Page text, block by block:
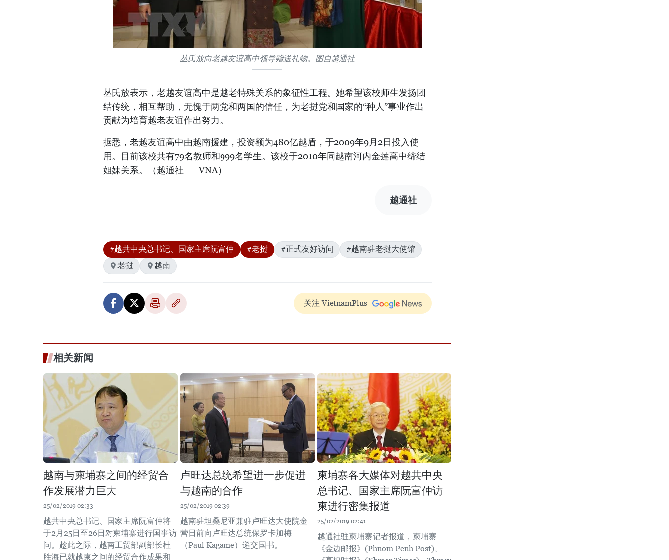
丛氏放向老越友谊高中领导赠送礼物。图自越通社
丛氏放表示，老越友谊高中是越老特殊关系的象征性工程。她希望该校师生发扬团
结传统，相互帮助，无愧于两党和两国的信任，为老挝党和国家的“种人”事业作出
贡献为培育越老友谊作出努力。
据悉，老越友谊高中由越南援建，投资额为480亿越盾，于2009年9月2日投入使
用。目前该校共有79名教师和999名学生。该校于2010年同越南河内金莲高中缔结
姐妹关系。（越通社——VNA）
越通社
#越共中央总书记、国家主席阮富仲 #老挝 #正式友好访问
#越南驻老挝大使馆
老挝
越南
关注 VietnamPlus
相关新闻
越南与柬埔寨之间的经贸合
作发展潜力巨大
25/02/2019 02:33
越共中央总书记、国家主席阮富仲将
于2月25日至26日对柬埔寨进行国事访
问。趁此之际，越南工贸部副部长杜
胜海已就越柬之间的经贸合作成果和
卢旺达总统希望进一步促进
与越南的合作
25/02/2019 02:39
越南驻坦桑尼亚兼驻卢旺达大使院金
营日前向卢旺达总统保罗卡加梅
（Paul Kagame）递交国书。
柬埔寨各大媒体对越共中央
总书记、国家主席阮富仲访
柬进行密集报道
25/02/2019 02:41
越通社驻柬埔寨记者报道，柬埔寨
《金边邮报》(Phnom Penh Post)、